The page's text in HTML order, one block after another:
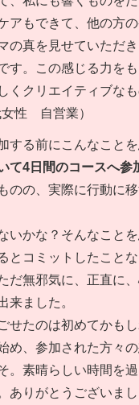
アもできて、他の方
の真を見せていただ
す。この感じる力を
くクリエイティブな
性 自営業）
する前にこんなこと
て4日間のコースへ参
のの、実際に行動に
いかな？そんなこと
とコミットしたこと
だ無邪気に、正直に
来ました。
せたのは初めてかも
め、参加された方々
。素晴らしい時間を
ありがとうございま